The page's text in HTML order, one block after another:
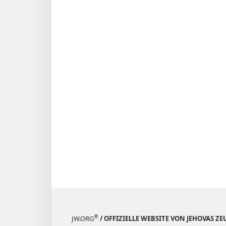
JW.ORG® / OFFIZIELLE WEBSITE VON JEHOVAS